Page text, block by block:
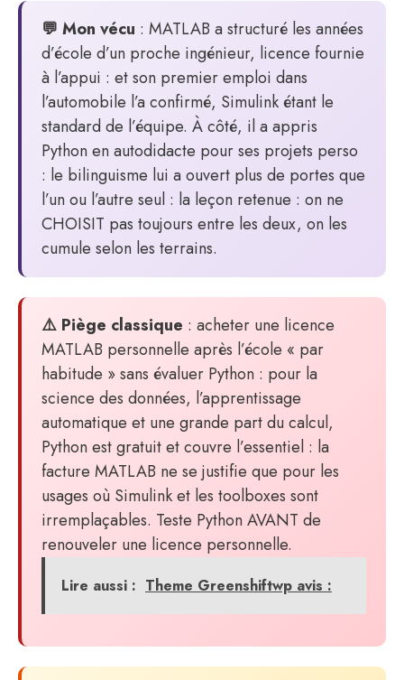
💬 Mon vécu : MATLAB a structuré les années
d’école d’un proche ingénieur, licence fournie
à l’appui : et son premier emploi dans
l’automobile l’a confirmé, Simulink étant le
standard de l’équipe. À côté, il a appris
Python en autodidacte pour ses projets perso
: le bilinguisme lui a ouvert plus de portes que
l’un ou l’autre seul : la leçon retenue : on ne
CHOISIT pas toujours entre les deux, on les
cumule selon les terrains.
⚠️ Piège classique : acheter une licence
MATLAB personnelle après l’école « par
habitude » sans évaluer Python : pour la
science des données, l’apprentissage
automatique et une grande part du calcul,
Python est gratuit et couvre l’essentiel : la
facture MATLAB ne se justifie que pour les
usages où Simulink et les toolboxes sont
irremplaçables. Teste Python AVANT de
renouveler une licence personnelle.
Lire aussi : Theme Greenshiftwp avis :